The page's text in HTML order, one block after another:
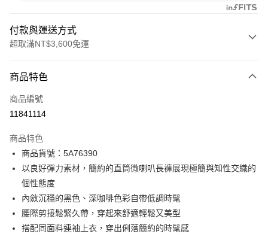
付款與運送方式
超取滿NT$3,600免運
信用卡一次付款
信用卡分期付款
合作金庫商業銀行
華南商業銀行
上海商業儲蓄銀行
台北富邦商業銀行
國泰世華商業銀行
臺灣中小企業銀行
台中商業銀行
匯豐（台灣）商業銀行
華泰商業銀行
聯邦商業銀行
遠東國際商業銀行
元大商業銀行
永豐商業銀行
LINE Pay
Apple Pay
街口支付
AFTEE先享後付
相關說明
商品特色
商品編號
11841114
商品特色
商品貨號：5A76390
以良好彈力素材，簡約的直筒微喇叭長褲展現極簡與知性交織的
個性態度
內斂沉穩的黑色、深咖啡色彩自帶低調時髦
腰際剪接鬆緊久帶，穿起來舒適輕鬆又美型
搭配同面料連袖上衣，穿出俐落簡約的時髦感